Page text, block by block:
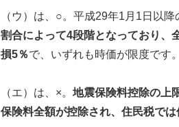
（ウ）は、○。平成29年1月1日以降
割合によって4段階となっており、
損5％で、いずれも時価が限度です。
（エ）は、×。 地震保険料控除の上
保険料全額が控除され、住民税で